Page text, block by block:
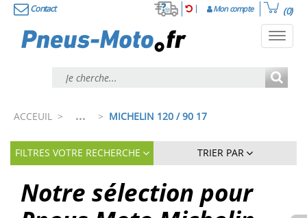
Contact Mon compte (0)
ACCEUIL > ... > MICHELIN 120 / 90 17
FILTRES VOTRE RECHERCHE TRIER PAR
Notre sélection pour